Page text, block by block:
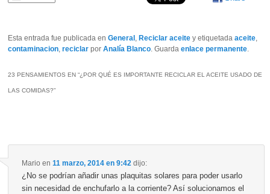
Esta entrada fue publicada enGeneral , Reciclar aceite y etiquetadaaceite,
contaminacion,reciclar porAnalía Blanco. Guardaenlace permanente.
23 PENSAMIENTOS EN “¿POR QUÉ ES IMPORTANTE RECICLAR EL ACEITE USADO DE
LAS COMIDAS?”
Mario en 11 marzo, 2014 en 9:42 dijo:
¿No se podrían añadir unas plaquitas solares para poder usarlo
sin necesidad de enchufarlo a la corriente? Así solucionamos el